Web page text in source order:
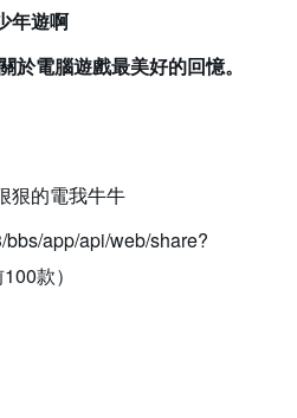
年遊啊
於電腦遊戲最美好的回憶。
狠的電我牛牛
app/api/web/share?
款）